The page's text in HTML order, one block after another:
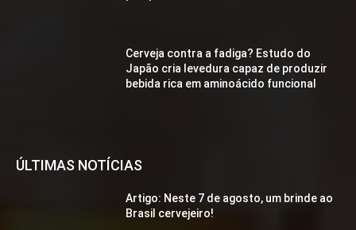
Cerveja contra a fadiga? Estudo do
Japão cria levedura capaz de produzir
bebida rica em aminoácido funcional
ÚLTIMAS NOTÍCIAS
Artigo: Neste 7 de agosto, um brinde ao
Brasil cervejeiro!